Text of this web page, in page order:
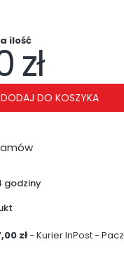
ilość
zł
DODAJ DO KOSZYKA
godziny
zł- Kurier InPost -